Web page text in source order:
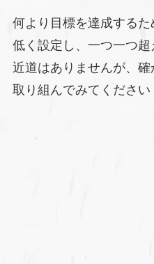
何より目標を達成するた
低く設定し、一つ一つ超
近道はありませんが、確
取り組んでみてください